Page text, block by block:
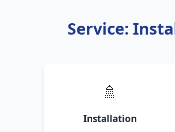
Service:
🚿
Installation